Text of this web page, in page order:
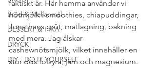
Bröd & Mellanmål
DESSERT & FIKA
DRYCK
DIY - DO IT YOURSELF
faktiskt är. Här hemma använder vi
nötmjölk i smoothies, chiapuddingar,
Jonathans gröt, matlagning, bakning
med mera. Jag älskar
cashewnötsmjölk, vilket innehåller en
stor dos folsyra, järn och magnesium.